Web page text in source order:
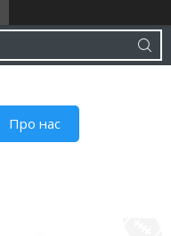
Про нас